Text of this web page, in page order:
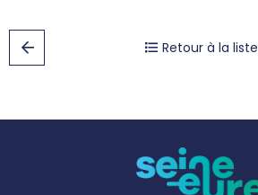
Retour à la liste